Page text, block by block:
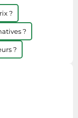
?
?
?